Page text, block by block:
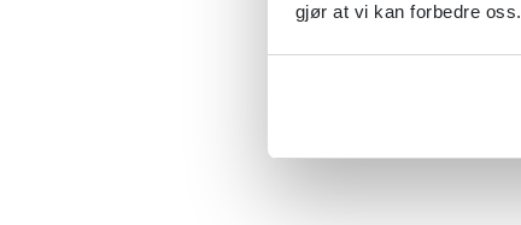
gjør at vi kan forbedre oss.